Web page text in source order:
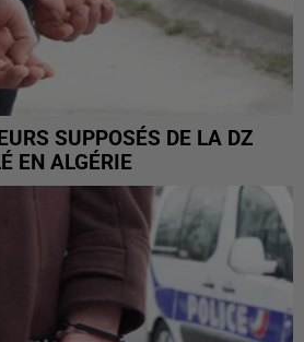
SUPPOSÉS DE LA DZ
EN ALGÉRIE